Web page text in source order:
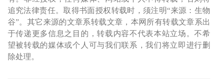
追究法律责任。取得书面授权转载时，须注明“来源：生物
谷”。其它来源的文章系转载文章，本网所有转载文章系出
于传递更多信息之目的，转载内容不代表本站立场。不希
望被转载的媒体或个人可与我们联系，我们将立即进行删
除处理。